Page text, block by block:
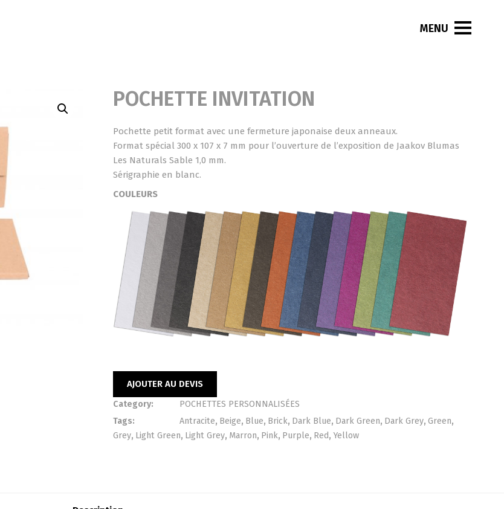
POCHETTE INVITATION
Pochette petit format avec une fermeture japonaise deux anneaux.
Format spécial 300 x 107 x 7 mm pour l’ouverture de l’exposition de Jaakov Blumas
Les Naturals Sable 1,0 mm.
Sérigraphie en blanc.
COULEURS
AJOUTER AU DEVIS
Category:
POCHETTES PERSONNALISÉES
Tags:
Antracite, Beige, Blue, Brick, Dark Blue, Dark Green, Dark Grey, Green,
Grey, Light Green, Light Grey, Marron, Pink, Purple, Red, Yellow